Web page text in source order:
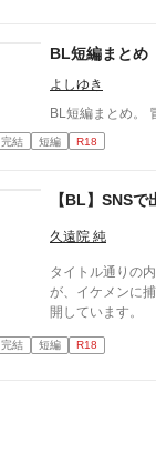
BL短編まと
よしゆき
BL短編まとめ。
完結 短編 R18
【BL】SNS
久遠院 純
タイトル通りの
が、イケメンに捕まるま
開しています。
完結 短編 R18